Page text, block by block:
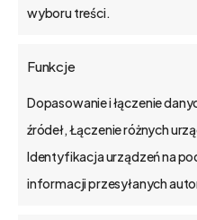
wyboru treści.
Funkcje
Dopasowanie i łączenie
źródeł, Łączenie różnych
Identyfikacja urządzeń na
informacji przesyłanych
Jak wdrażamy
API
Blog